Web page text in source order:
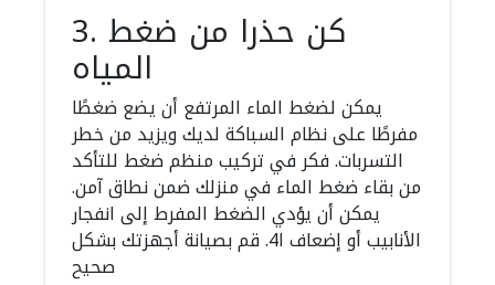
3. كن حذرا من ضغط
المياه
يمكن لضغط الماء المرتفع أن يضع ضغطًا
مفرطًا على نظام السباكة لديك ويزيد من خطر
التسربات. فكر في تركيب منظم ضغط للتأكد
من بقاء ضغط الماء في منزلك ضمن نطاق آمن.
يمكن أن يؤدي الضغط المفرط إلى انفجار
الأنابيب أو إضعاف ا4. قم بصيانة أجهزتك بشكل
صحيح